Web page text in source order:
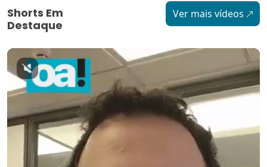
Shorts Em
Destaque
Ver mais vídeos